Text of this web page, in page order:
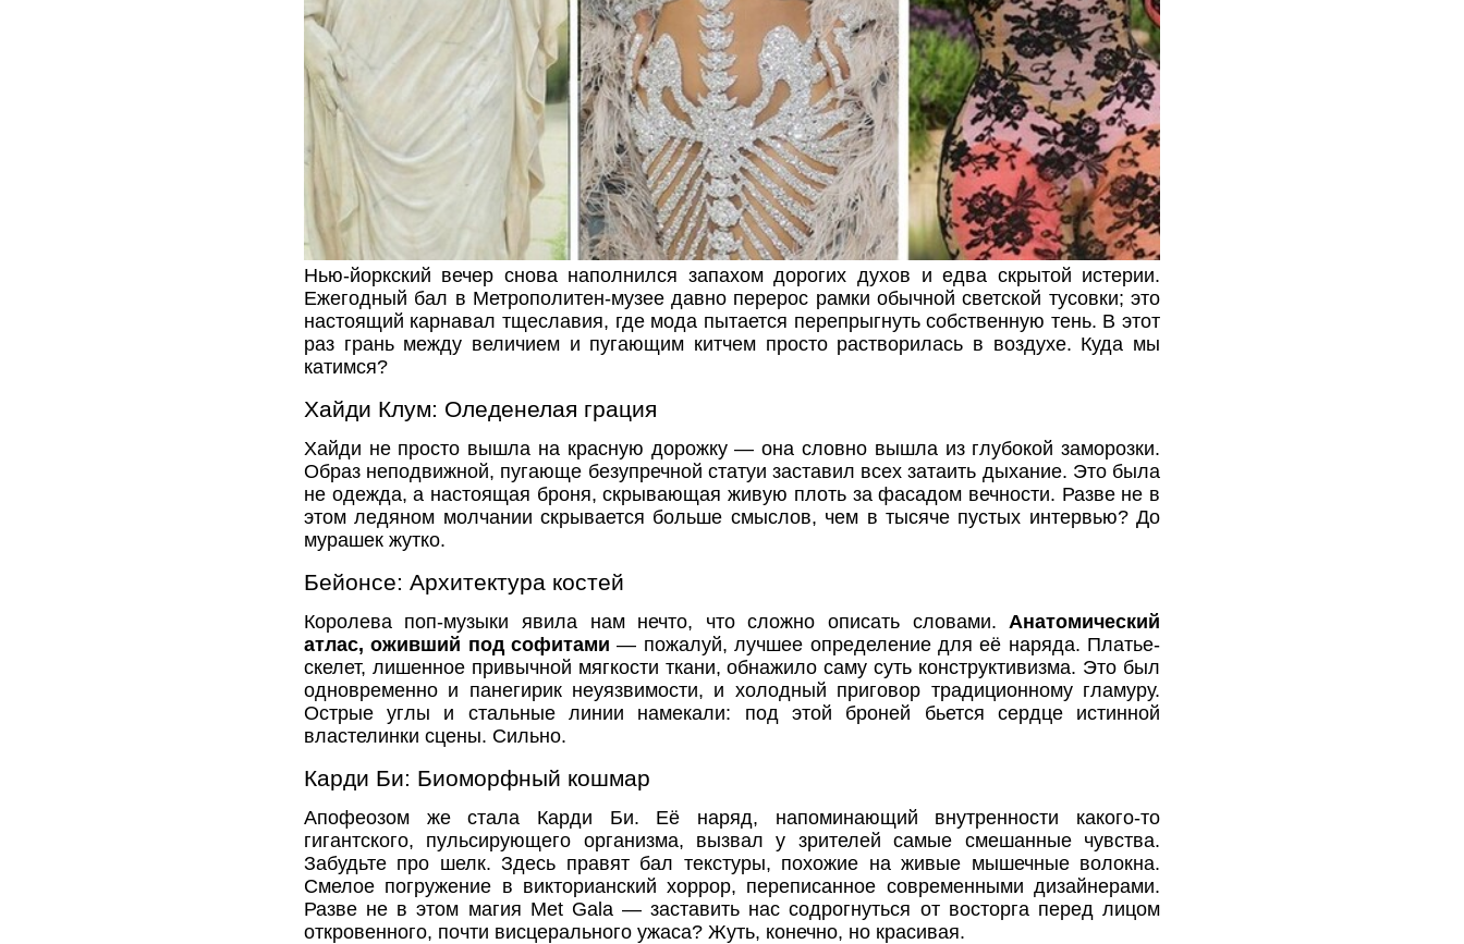
Нью-йоркский вечер снова наполнился запахом дорогих духов и едва скрытой истерии.
Ежегодный бал в Метрополитен-музее давно перерос рамки обычной светской тусовки; это
настоящий карнавал тщеславия, где мода пытается перепрыгнуть собственную тень. В этот
раз грань между величием и пугающим китчем просто растворилась в воздухе. Куда мы
катимся?
Хайди Клум: Оледенелая грация
Хайди не просто вышла на красную дорожку — она словно вышла из глубокой заморозки.
Образ неподвижной, пугающе безупречной статуи заставил всех затаить дыхание. Это была
не одежда, а настоящая броня, скрывающая живую плоть за фасадом вечности. Разве не в
этом ледяном молчании скрывается больше смыслов, чем в тысяче пустых интервью? До
мурашек жутко.
Бейонсе: Архитектура костей
Королева поп-музыки явила нам нечто, что сложно описать словами. Анатомический
атлас, оживший под софитами — пожалуй, лучшее определение для её наряда. Платье-
скелет, лишенное привычной мягкости ткани, обнажило саму суть конструктивизма. Это был
одновременно и панегирик неуязвимости, и холодный приговор традиционному гламуру.
Острые углы и стальные линии намекали: под этой броней бьется сердце истинной
властелинки сцены. Сильно.
Карди Би: Биоморфный кошмар
Апофеозом же стала Карди Би. Её наряд, напоминающий внутренности какого-то
гигантского, пульсирующего организма, вызвал у зрителей самые смешанные чувства.
Забудьте про шелк. Здесь правят бал текстуры, похожие на живые мышечные волокна.
Смелое погружение в викторианский хоррор, переписанное современными дизайнерами.
Разве не в этом магия Met Gala — заставить нас содрогнуться от восторга перед лицом
откровенного, почти висцерального ужаса? Жуть, конечно, но красивая.